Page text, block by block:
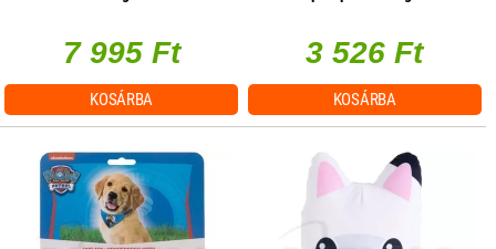
7 995 Ft
KOSÁRBA
3 526 Ft
KOSÁRBA